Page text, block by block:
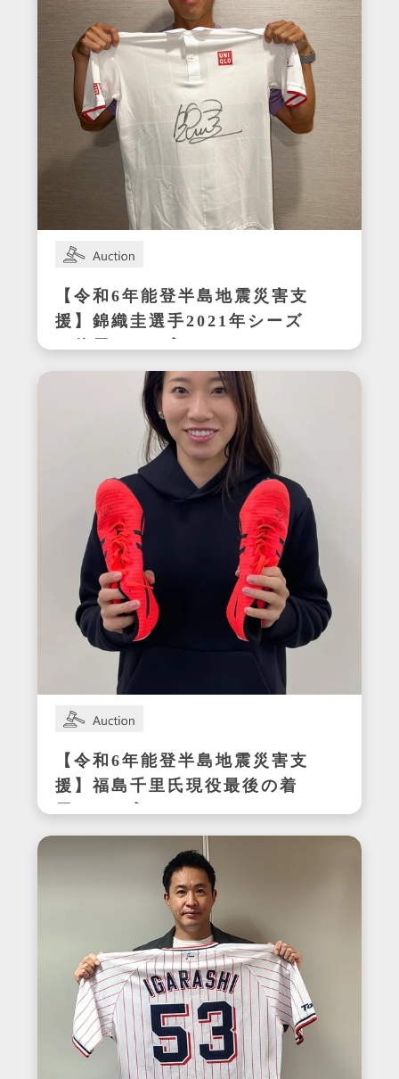
【令和6年能登半島地震災害支
援】錦織圭選手2021年シーズ
ン使用サイン入りウェア
【令和6年能登半島地震災害支
援】福島千里氏現役最後の着
用サイン入りスパイク